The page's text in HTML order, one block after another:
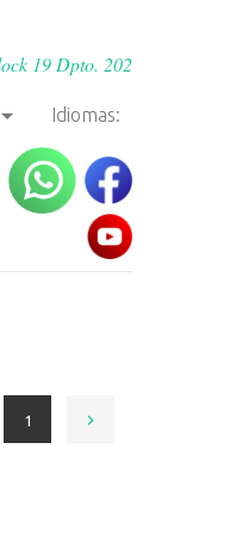
19 Dpto. 202
Idiomas:
1